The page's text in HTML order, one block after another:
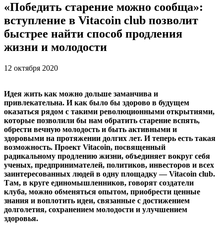
«Победить старение можно сообща»:
вступление в Vitacoin club позволит
быстрее найти способ продления
жизни и молодости
12 октября 2020
Идея жить как можно дольше заманчива и
привлекательна. И как было бы здорово в будущем
оказаться рядом с такими революционными открытиями,
которые позволили бы нам обратить старение вспять,
обрести вечную молодость и быть активными и
здоровыми на протяжении долгих лет. И теперь есть такая
возможность. Проект Vitacoin, посвященный
радикальному продлению жизни, объединяет вокруг себя
ученых, предпринимателей, политиков, инвесторов и всех
заинтересованных людей в одну площадку — Vitacoin club.
Там, в круге единомышленников, говорят создатели
клуба, можно обменяться опытом, приобрести ценные
знания и воплотить идеи, связанные с достижением
долголетия, сохранением молодости и улучшением
здоровья.